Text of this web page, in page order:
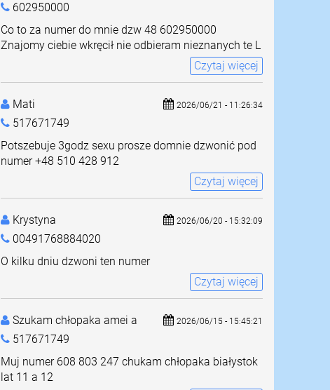
602950000
Co to za numer do mnie dzw 48 602950000
Znajomy ciebie wkręcił nie odbieram nieznanych te L
Czytaj więcej
Mati
517671749
2026/06/21 - 11:26:34
Potszebuje 3godz sexu prosze domnie dzwonić pod
numer +48 510 428 912
Czytaj więcej
Krystyna
00491768884020
2026/06/20 - 15:32:09
O kilku dniu dzwoni ten numer
Czytaj więcej
Szukam chłopaka amei a
517671749
2026/06/15 - 15:45:21
Muj numer 608 803 247 chukam chłopaka białystok
lat 11 a 12